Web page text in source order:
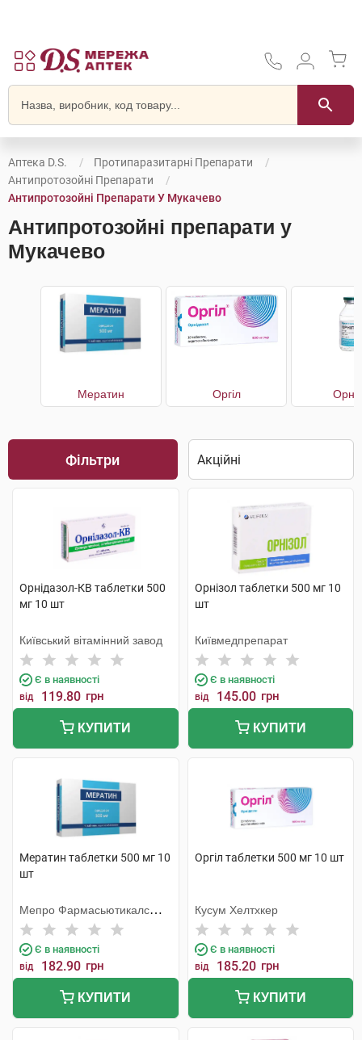
Аптека D.S.
Протипаразитарні Препарати
Антипротозойні Препарати
Антипротозойні Препарати У Мукачево
Антипротозойні препарати у
Мукачево
Мератин Оргіл
Фільтри
Орнідазол-КВ таблетки 500
мг 10 шт
Київський вітамінний завод
Є в наявності
від 119.80 грн
КУПИТИ
Орнізол таблетки 500 мг 10
шт
Київмедпрепарат
Є в наявності
від 145.00 грн
КУПИТИ
Мератин таблетки 500 мг 10
шт
Мепро Фармасьютикалс
Пріват
Є в наявності
від 182.90 грн
КУПИТИ
Оргіл таблетки 500 мг 10 шт
Кусум Хелтхкер
Є в наявності
від 185.20 грн
КУПИТИ